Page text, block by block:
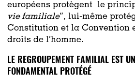
européens protègent le
vie familiale”, lui-même
Constitution et la Convention
droits de l’homme.
LE REGROUPEMENT FAMILIAL EST
FONDAMENTAL PROTÉGÉ